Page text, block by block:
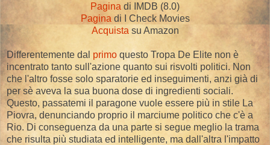
Pagina di IMDB (8.0)
Pagina di I Check Movies
Acquista su Amazon
Differentemente dal primo questo Tropa De Elite non è
incentrato tanto sull'azione quanto sui risvolti politici. Non
che l'altro fosse solo sparatorie ed inseguimenti, anzi già di
per sè aveva la sua buona dose di ingredienti sociali.
Questo, passatemi il paragone vuole essere più in stile La
Piovra, denunciando proprio il marciume politico che c'è a
Rio. Di conseguenza da una parte si segue meglio la trama
che risulta più studiata ed intelligente, ma dall'altra l'impatto